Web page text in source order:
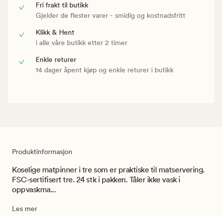
Fri frakt til butikk
Gjelder de flester varer - smidig og kostnadsfritt
Klikk & Hent
i alle våre butikk etter 2 timer
Enkle returer
14 dager åpent kjøp og enkle returer i butikk
Produktinformasjon
Koselige matpinner i tre som er praktiske til matservering.
FSC-sertifisert tre. 24 stk i pakken. Tåler ikke vask i
oppvaskma...
Les mer